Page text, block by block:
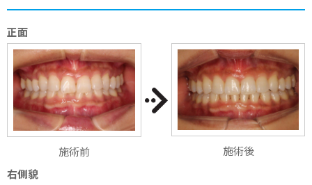
正面
施術前
施術後
右側貌